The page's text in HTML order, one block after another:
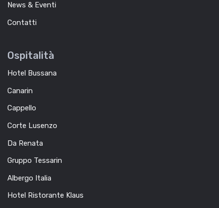
News & Eventi
Contatti
Ospitalità
Hotel Bussana
Canarin
Cappello
Corte Lusenzo
Da Renata
Gruppo Tessarin
Albergo Italia
Hotel Ristorante Klaus